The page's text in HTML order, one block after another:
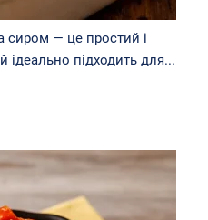
сиром — це простий і
ідеально підходить для...